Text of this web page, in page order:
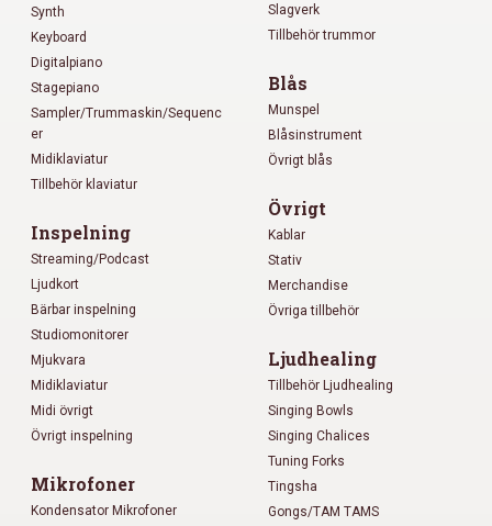
Synth
Keyboard
Digitalpiano
Stagepiano
Sampler/Trummaskin/Sequenc
er
Midiklaviatur
Tillbehör klaviatur
Inspelning
Streaming/Podcast
Ljudkort
Bärbar inspelning
Studiomonitorer
Mjukvara
Midiklaviatur
Midi övrigt
Övrigt inspelning
Mikrofoner
Kondensator Mikrofoner
Slagverk
Tillbehör trummor
Blås
Munspel
Blåsinstrument
Övrigt blås
Övrigt
Kablar
Stativ
Merchandise
Övriga tillbehör
Ljudhealing
Tillbehör Ljudhealing
Singing Bowls
Singing Chalices
Tuning Forks
Tingsha
Gongs/TAM TAMS